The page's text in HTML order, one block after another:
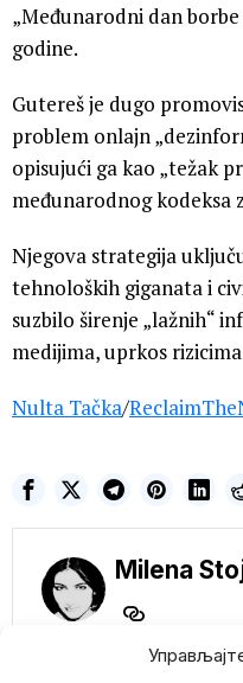
„Međunarodni dan
godine.
Gutereš je dugo
problem onlajn
opisujući ga kao „težak
međunarodnog kodeksa
Njegova strategija
tehnoloških giganata i
suzbilo širenje „lažnih“
medijima, uprkos
Nulta Tačka/
Milena